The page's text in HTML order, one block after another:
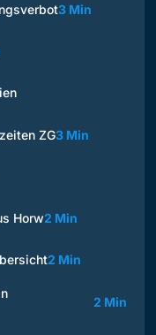
3 Min
ZG3 Min
Horw2 Min
2 Min
2 Min